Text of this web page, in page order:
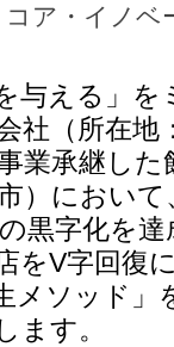
コア・イノ
与える」
社（所在地
業承継し
）におい
黒字化を
をV字回復
メソッド
ます。